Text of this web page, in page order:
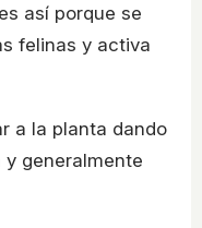
así porque se
felinas y activa
a la planta dando
generalmente